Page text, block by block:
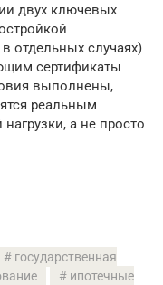
двух ключевых
отдельных случаях)
сертификаты
выполнены,
реальным
а не просто
государственная
ипотечные